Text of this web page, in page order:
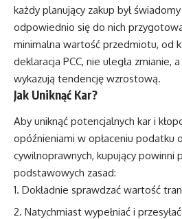
każdy planujący zakup był
odpowiednio się do nich
minimalna wartość przedmiotu, od
deklaracja PCC, nie uległa zmianie,
wykazują tendencję wzrostową.
Jak Uniknąć Kar?
Aby uniknąć potencjalnych kar i
opóźnieniami w opłaceniu podatku
cywilnoprawnych, kupujący powinni
podstawowych zasad:
Dokładnie sprawdzać wartość
Natychmiast wypełniać i